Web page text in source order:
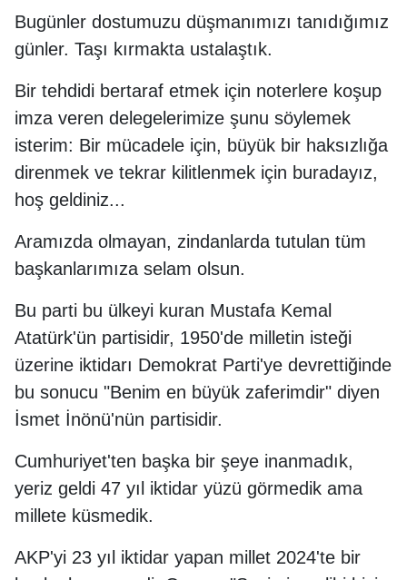
Bugünler dostumuzu düşmanımızı tanıdığımız
günler. Taşı kırmakta ustalaştık.
Bir tehdidi bertaraf etmek için noterlere koşup
imza veren delegelerimize şunu söylemek
isterim: Bir mücadele için, büyük bir haksızlığa
direnmek ve tekrar kilitlenmek için buradayız,
hoş geldiniz...
Aramızda olmayan, zindanlarda tutulan tüm
başkanlarımıza selam olsun.
Bu parti bu ülkeyi kuran Mustafa Kemal
Atatürk'ün partisidir, 1950'de milletin isteği
üzerine iktidarı Demokrat Parti'ye devrettiğinde
bu sonucu "Benim en büyük zaferimdir" diyen
İsmet İnönü'nün partisidir.
Cumhuriyet'ten başka bir şeye inanmadık,
yeriz geldi 47 yıl iktidar yüzü görmedik ama
millete küsmedik.
AKP'yi 23 yıl iktidar yapan millet 2024'te bir